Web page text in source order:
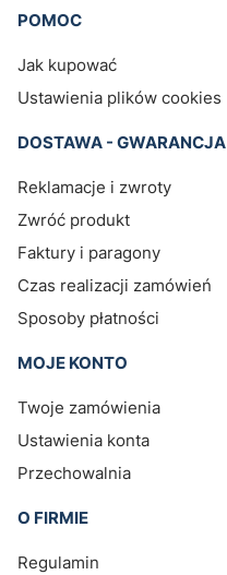
Linki w stopce
POMOC
Jak kupować
Ustawienia plików cookies
DOSTAWA - GWARANCJA
Reklamacje i zwroty
Zwróć produkt
Faktury i paragony
Czas realizacji zamówień
Sposoby płatności
MOJE KONTO
Twoje zamówienia
Ustawienia konta
Przechowalnia
O FIRMIE
Regulamin